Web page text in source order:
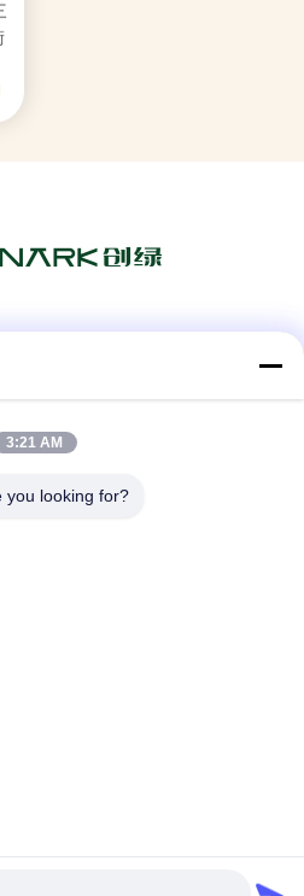
Equipment Co., Ltd すべての
3:21 AM
you looking for?